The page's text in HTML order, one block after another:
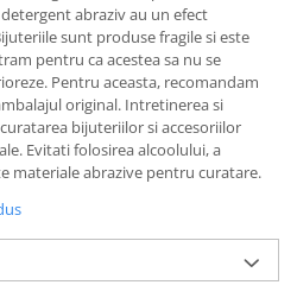
abraziv au un efect
sunt produse fragile si este
pentru ca acestea sa nu se
Pentru aceasta, recomandam
original. Intretinerea si
bijuteriilor si accesoriilor
Evitati folosirea alcoolului, a
materiale abrazive pentru curatare.